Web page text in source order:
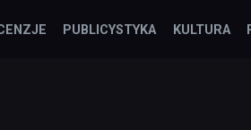
PUBLICYSTYKA KULTURA